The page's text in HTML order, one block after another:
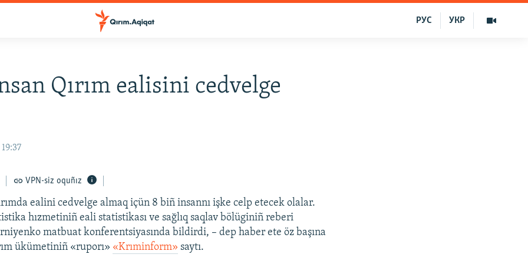
УКР
РУС
Qırım ealisini cedvelge
VPN-siz oquñız
ealini cedvelge almaq içün 8 biñ insannı işke celp etecek olalar.
hızmetiniñ eali statistikası ve sağlıq saqlav bölüginiñ reberi
matbuat konferentsiyasında bildirdi, – dep haber ete öz başına
ükümetiniñ «ruporı» «Krıminform» saytı.